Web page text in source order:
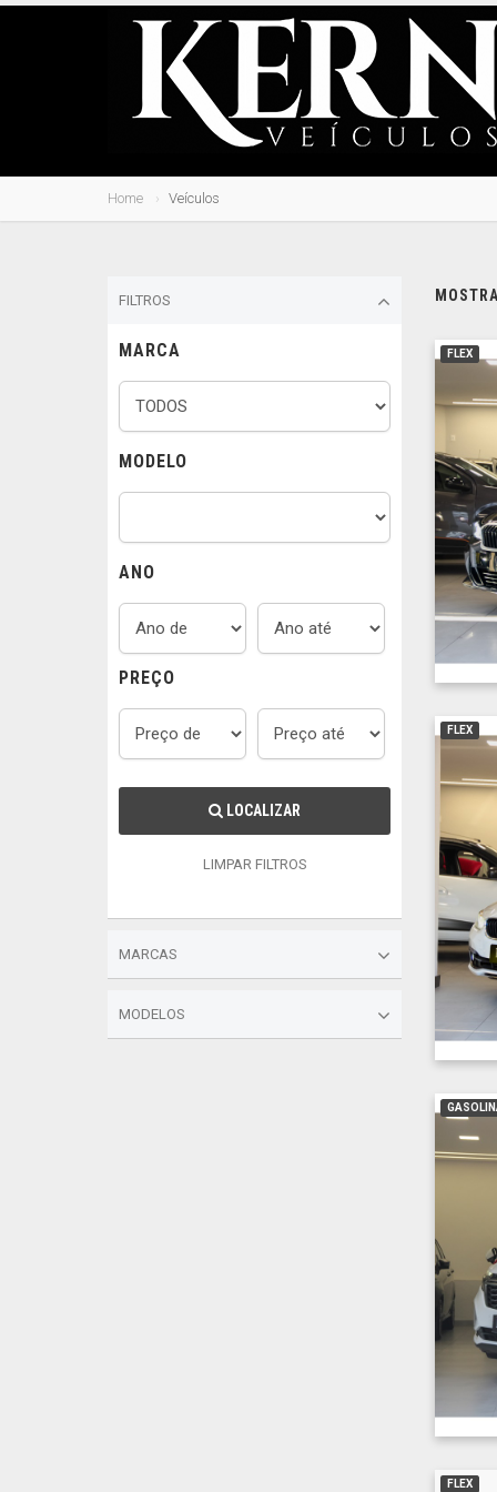
Home Veículos
FILTROS
MARCA
MODELO
ANO
PREÇO
LOCALIZAR
LIMPAR FILTROS
MARCAS
MODELOS
FLEX
FLEX
FLEX